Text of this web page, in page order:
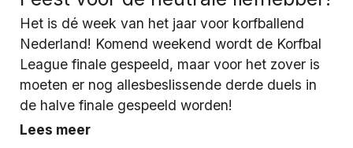
Het is dé week van het jaar voor korfballend
Nederland! Komend weekend wordt de Korfbal
League finale gespeeld, maar voor het zover is
moeten er nog allesbeslissende derde duels in
de halve finale gespeeld worden!
Lees meer